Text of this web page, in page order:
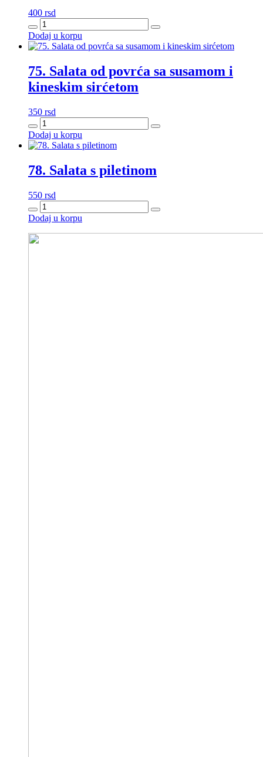
400 rsd
Salata
od
i
kupusa
količina
Dodaj u korpu
75. Salata od povrća sa susamom i
kineskim sirćetom
350 rsd
Salata
od
sa
susamom
kineskim
sirćetom
količina
Dodaj u korpu
78. Salata s piletinom
550 rsd
Salata
piletinom
Dodaj u korpu